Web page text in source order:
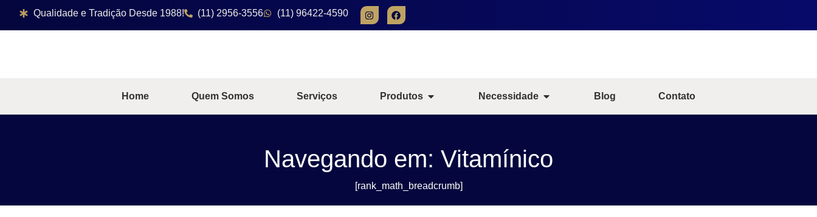
Qualidade e Tradição Desde 1988! (11) 2956-3556 (11) 96422-4590
Home Quem Somos Serviços Produtos Necessidade Blog Contato
Navegando em: Vitamínico
[rank_math_breadcrumb]